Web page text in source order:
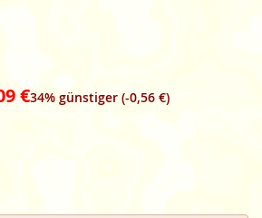
€34% günstiger (-0,56 €)